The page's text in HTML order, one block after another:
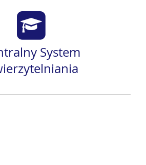
System